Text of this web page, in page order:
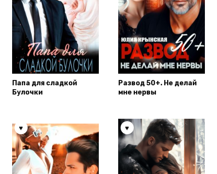
Папа для сладкой
Булочки
Развод 50+. Не делай
мне нервы